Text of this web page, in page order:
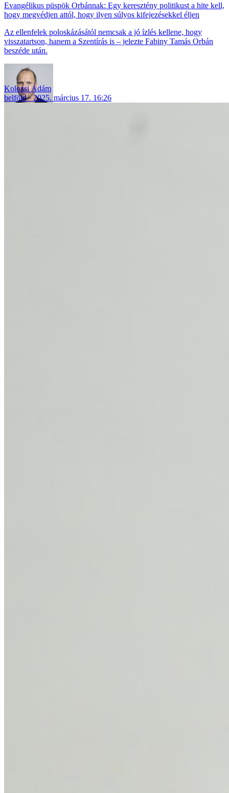
Evangélikus püspök Orbánnak: Egy keresztény politikust a hite kell,
hogy megvédjen attól, hogy ilyen súlyos kifejezésekkel éljen
Az ellenfelek poloskázásától nemcsak a jó ízlés kellene, hogy
visszatartson, hanem a Szentírás is – jelezte Fabiny Tamás Orbán
beszéde után.
Kolozsi Ádám
belföld
2025. március 17. 16:26